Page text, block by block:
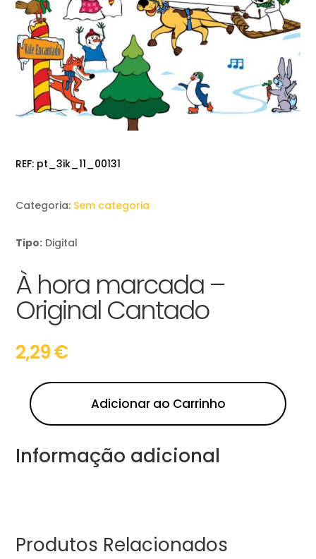
REF: pt_3ik_11_00131
Categoria: Sem categoria
Tipo: Digital
À hora marcada –
Original Cantado
2,29€
Adicionar ao Carrinho
Informação adicional
Produtos Relacionados